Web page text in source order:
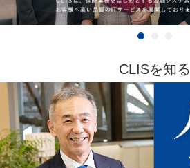
CLISを知る